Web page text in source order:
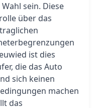
sein. Diese
über das
ist dies
die das Auto
sich keinen
machen
das